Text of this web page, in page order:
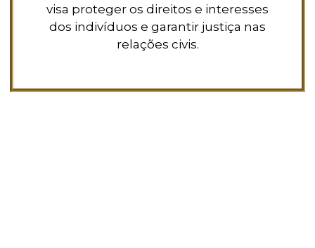
visa proteger os direitos e interesses
dos indivíduos e garantir justiça nas
relações civis.